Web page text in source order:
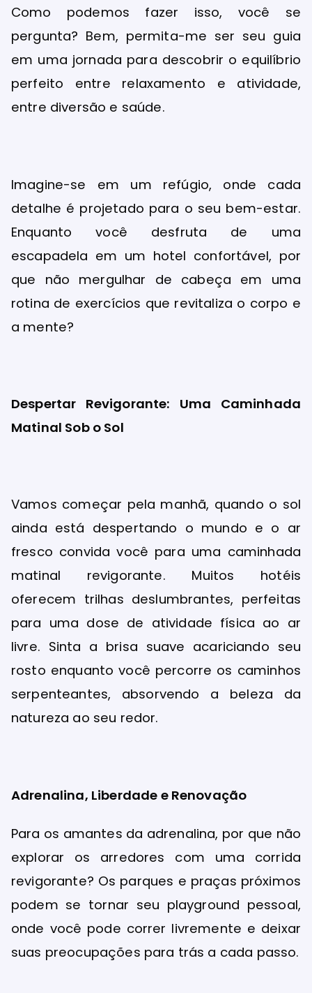
Como podemos fazer isso, você se
pergunta? Bem, permita-me ser seu guia
em uma jornada para descobrir o equilíbrio
perfeito entre relaxamento e atividade,
entre diversão e saúde.
Imagine-se em um refúgio, onde cada
detalhe é projetado para o seu bem-estar.
Enquanto você desfruta de uma
escapadela em um hotel confortável, por
que não mergulhar de cabeça em uma
rotina de exercícios que revitaliza o corpo e
a mente?
Despertar Revigorante: Uma Caminhada
Matinal Sob o Sol
Vamos começar pela manhã, quando o sol
ainda está despertando o mundo e o ar
fresco convida você para uma caminhada
matinal revigorante. Muitos hotéis
oferecem trilhas deslumbrantes, perfeitas
para uma dose de atividade física ao ar
livre. Sinta a brisa suave acariciando seu
rosto enquanto você percorre os caminhos
serpenteantes, absorvendo a beleza da
natureza ao seu redor.
Adrenalina, Liberdade e Renovação
Para os amantes da adrenalina, por que não
explorar os arredores com uma corrida
revigorante? Os parques e praças próximos
podem se tornar seu playground pessoal,
onde você pode correr livremente e deixar
suas preocupações para trás a cada passo.